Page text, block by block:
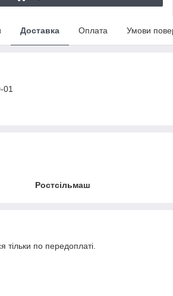
Доставка Оплата Умови
01
Ростсільмаш
тільки по передоплаті.